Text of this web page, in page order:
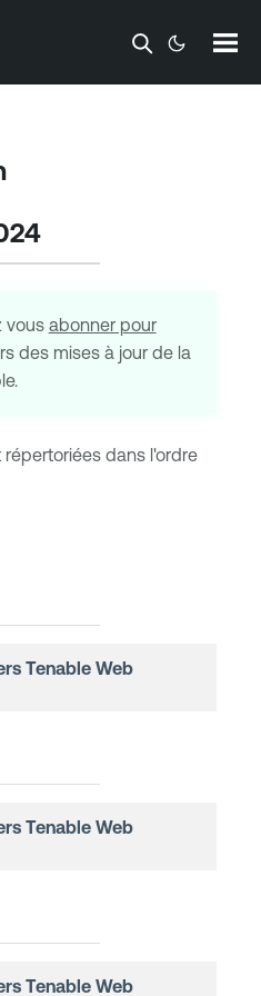
principal
vous abonner pour
des mises à jour de la
.
dans l'ordre
Tenable Web
Tenable Web
Tenable Web